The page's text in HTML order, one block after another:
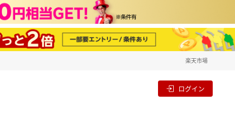
楽天市場
ログイン